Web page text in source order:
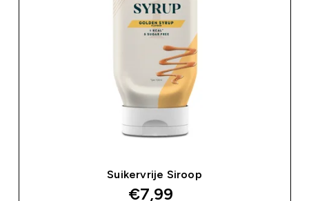
Suikervrije Siroop
discounted price
€7,99‎